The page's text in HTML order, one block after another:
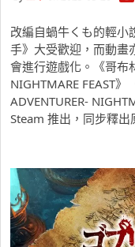
改編自蝸牛くも的輕小
手》大受歡迎，而動畫
會進行遊戲化。《哥布
NIGHTMARE FEAST
ADVENTURER-
Steam 推出，同步釋出